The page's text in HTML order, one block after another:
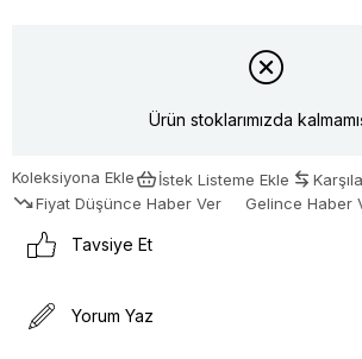
Ürün stoklarımızda
Koleksiyona Ekle İstek Listeme Ekle
Fiyat Düşünce Haber Ver
Gelince Haber
Tavsiye Et
Yorum Yaz